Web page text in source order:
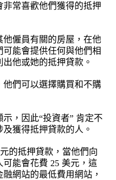
常喜歡他們獲得的抵押
僱員有關的房屋，在他
能會提供任何與他們相
他或她的抵押貸款。
們可以選擇購買和不購
，因此“投資者” 肯定不
獲得抵押貸款的人。
的抵押貸款，當他們向
能會花費 25 美元，這
網站的最低費用網站，